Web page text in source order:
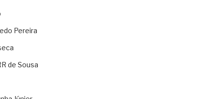
Pereira
de Sousa